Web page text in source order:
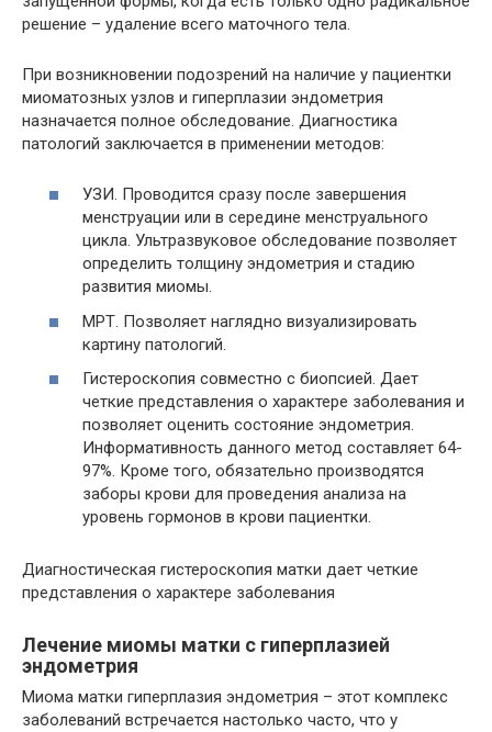
решение – удаление всего маточного тела.
При возникновении подозрений на наличие у пациентки
миоматозных узлов и гиперплазии эндометрия
назначается полное обследование. Диагностика
патологий заключается в применении методов:
УЗИ. Проводится сразу после завершения
менструации или в середине менструального
цикла. Ультразвуковое обследование позволяет
определить толщину эндометрия и стадию
развития миомы.
МРТ. Позволяет наглядно визуализировать
картину патологий.
Гистероскопия совместно с биопсией. Дает
четкие представления о характере заболевания и
позволяет оценить состояние эндометрия.
Информативность данного метод составляет 64-
97%. Кроме того, обязательно производятся
заборы крови для проведения анализа на
уровень гормонов в крови пациентки.
Диагностическая гистероскопия матки дает четкие
представления о характере заболевания
Лечение миомы матки с гиперплазией
эндометрия
Миома матки гиперплазия эндометрия – этот комплекс
заболеваний встречается настолько часто, что у